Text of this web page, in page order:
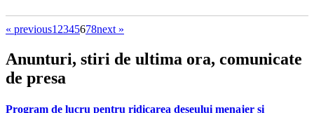
« previous12345678next »
Anunturi, stiri de ultima ora, comunicate
de presa
Program de lucru pentru ridicarea deseului menajer si